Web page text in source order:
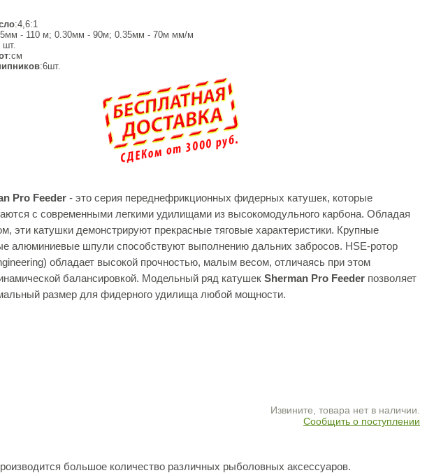
:4,6:1
- 110 м; 0.30мм - 90м; 0.35мм - 70м мм/м
шт.
:см
:6шт.
Pro Feeder - это серия переднефрикционных фидерных катушек, которые
с современными легкими удилищами из высокомодульного карбона. Обладая
эти катушки демонстрируют прекрасные тяговые характеристики. Крупные
алюминиевые шпули способствуют выполнению дальних забросов. HSE-ротор
обладает высокой прочностью, малым весом, отличаясь при этом
балансировкой. Модельный ряд катушек Sherman Pro Feeder позволяет
размер для фидерного удилища любой мощности.
Извините, товара нет в наличии.
Сообщить о поступлении
большое количество различных рыболовных аксессуаров.